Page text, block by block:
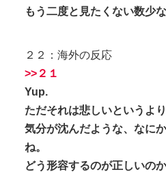
もう二度と見たくない数少
２２：海外の反応
>>２１
Yup.
ただそれは悲しいというよ
気分が沈んだような、なに
ね。
どう形容するのが正しいの